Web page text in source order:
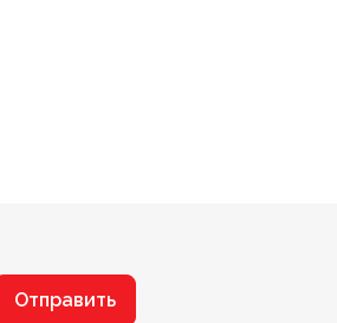
Отправить